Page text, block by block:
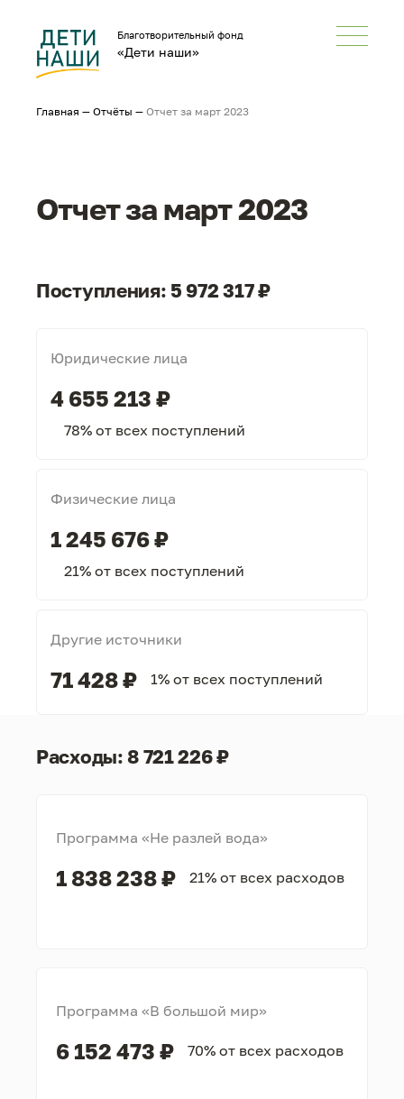
Благотворительный фонд
«Дети наши»
Главная — Отчёты — Отчет за март 2023
Отчет за март 2023
Поступления: 5 972 317 ₽
Юридические лица
4 655 213 ₽
78% от всех поступлений
Физические лица
1 245 676 ₽
21% от всех поступлений
Другие источники
71 428 ₽ 1% от всех поступлений
Расходы: 8 721 226 ₽
Программа «Не разлей вода»
1 838 238 ₽ 21% от всех расходов
Программа «В большой мир»
6 152 473 ₽ 70% от всех расходов